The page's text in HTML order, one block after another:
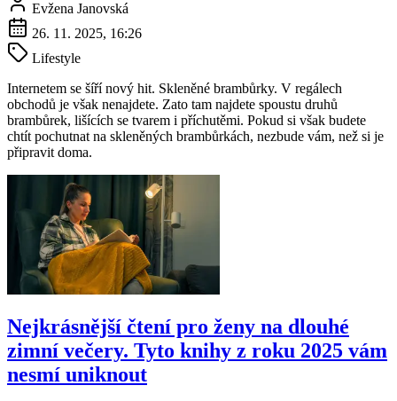
Evžena Janovská
26. 11. 2025, 16:26
Lifestyle
Internetem se šíří nový hit. Skleněné brambůrky. V regálech
obchodů je však nenajdete. Zato tam najdete spoustu druhů
brambůrek, lišících se tvarem i příchutěmi. Pokud si však budete
chtít pochutnat na skleněných brambůrkách, nezbude vám, než si je
připravit doma.
Nejkrásnější čtení pro ženy na dlouhé
zimní večery. Tyto knihy z roku 2025 vám
nesmí uniknout